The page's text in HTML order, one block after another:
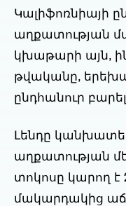
Կալիֆոռնիայի
աղքատության
կխաթարի այն,
թվականը,
ընդհանուր
Լենդը
աղքատության
տոկոսը կարող է
մակարդակից